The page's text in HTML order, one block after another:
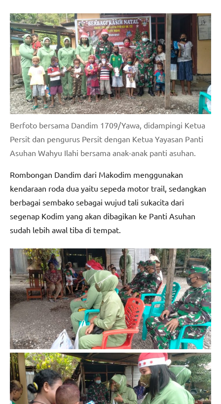
Berfoto bersama Dandim 1709/Yawa, didampingi Ketua
Persit dan pengurus Persit dengan Ketua Yayasan Panti
Asuhan Wahyu Ilahi bersama anak-anak panti asuhan.
Rombongan Dandim dari Makodim menggunakan
kendaraan roda dua yaitu sepeda motor trail, sedangkan
berbagai sembako sebagai wujud tali sukacita dari
segenap Kodim yang akan dibagikan ke Panti Asuhan
sudah lebih awal tiba di tempat.